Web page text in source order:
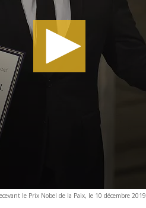
le Prix Nobel de la Paix, le 10 décembre 2019.